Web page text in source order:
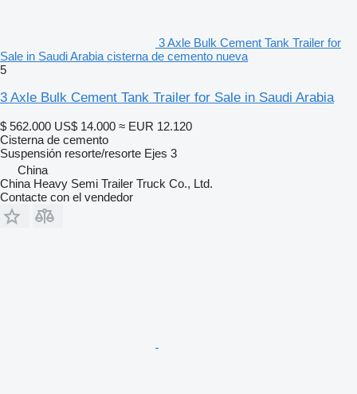
3 Axle Bulk Cement Tank Trailer for
Sale in Saudi Arabia cisterna de cemento nueva
5
3 Axle Bulk Cement Tank Trailer for Sale in Saudi Arabia
$ 562.000 US$ 14.000 ≈ EUR 12.120
Cisterna de cemento
Suspensión resorte/resorte Ejes 3
China
China Heavy Semi Trailer Truck Co., Ltd.
Contacte con el vendedor